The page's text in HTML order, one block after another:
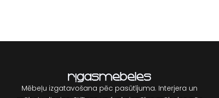
Mēbeļu izgatavošana pēc pasūtījuma. Interjera un